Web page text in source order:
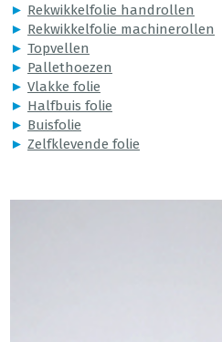
► Rekwikkelfolie handrollen
► Rekwikkelfolie machinerollen
► Topvellen
► Pallethoezen
► Vlakke folie
► Halfbuis folie
► Buisfolie
► Zelfklevende folie